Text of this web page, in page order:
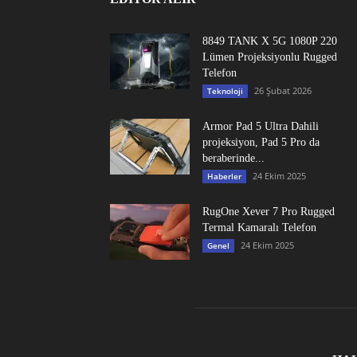
8849 TANK X 5G 1080P 220
Lümen Projeksiyonlu Rugged
Telefon
Teknoloji 26 Şubat 2026
Armor Pad 5 Ultra Dahili
projeksiyon, Pad 5 Pro da
beraberinde...
Haberler 24 Ekim 2025
RugOne Xever 7 Pro Rugged
Termal Kamaralı Telefon
Genel 24 Ekim 2025